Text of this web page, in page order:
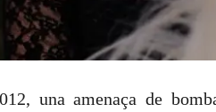
una amenaça de